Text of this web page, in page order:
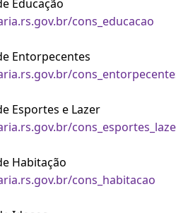
Educação
cons_educacao
Entorpecentes
Esportes e Lazer
Habitação
cons_habitacao